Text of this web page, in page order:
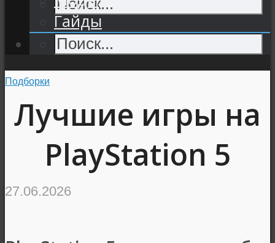
Гайды
Подборки
Лучшие игры на
PlayStation 5
27.06.2026